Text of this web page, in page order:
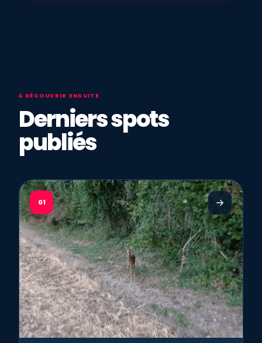
À DÉCOUVRIR ENSUITE
Derniers spots
publiés
01